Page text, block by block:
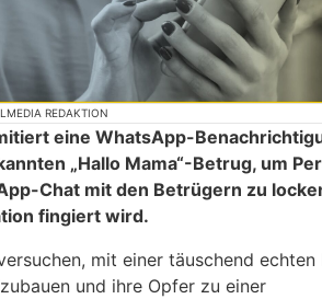
REDAKTION
eine WhatsApp-
„Hallo Mama“-Betrug, um
Chat mit den Betrügern zu
fingiert wird.
mit einer täuschend echten
und ihre Opfer zu einer